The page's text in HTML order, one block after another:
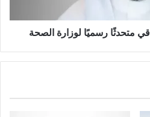
متحدثًا رسميًا لوزارة الصحة